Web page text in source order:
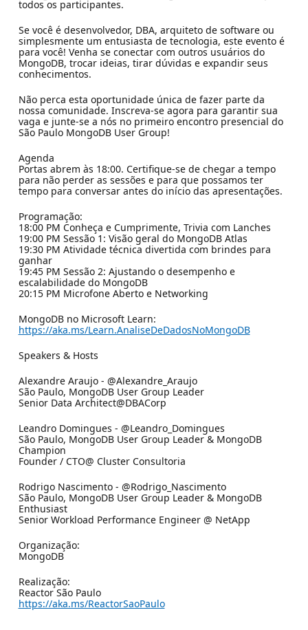
todos os participantes.
Se você é desenvolvedor, DBA, arquiteto de software ou
simplesmente um entusiasta de tecnologia, este evento é
para você! Venha se conectar com outros usuários do
MongoDB, trocar ideias, tirar dúvidas e expandir seus
conhecimentos.
Não perca esta oportunidade única de fazer parte da
nossa comunidade. Inscreva-se agora para garantir sua
vaga e junte-se a nós no primeiro encontro presencial do
São Paulo MongoDB User Group!
Agenda
Portas abrem às 18:00. Certifique-se de chegar a tempo
para não perder as sessões e para que possamos ter
tempo para conversar antes do início das apresentações.
Programação:
18:00 PM Conheça e Cumprimente, Trivia com Lanches
19:00 PM Sessão 1: Visão geral do MongoDB Atlas
19:30 PM Atividade técnica divertida com brindes para
ganhar
19:45 PM Sessão 2: Ajustando o desempenho e
escalabilidade do MongoDB
20:15 PM Microfone Aberto e Networking
MongoDB no Microsoft Learn:
https://aka.ms/Learn.AnaliseDeDadosNoMongoDB
Speakers & Hosts
Alexandre Araujo - @Alexandre_Araujo
São Paulo, MongoDB User Group Leader
Senior Data Architect@DBACorp
Leandro Domingues - @Leandro_Domingues
São Paulo, MongoDB User Group Leader & MongoDB
Champion
Founder / CTO@ Cluster Consultoria
Rodrigo Nascimento - @Rodrigo_Nascimento
São Paulo, MongoDB User Group Leader & MongoDB
Enthusiast
Senior Workload Performance Engineer @ NetApp
Organização:
MongoDB
Realização:
Reactor São Paulo
https://aka.ms/ReactorSaoPaulo